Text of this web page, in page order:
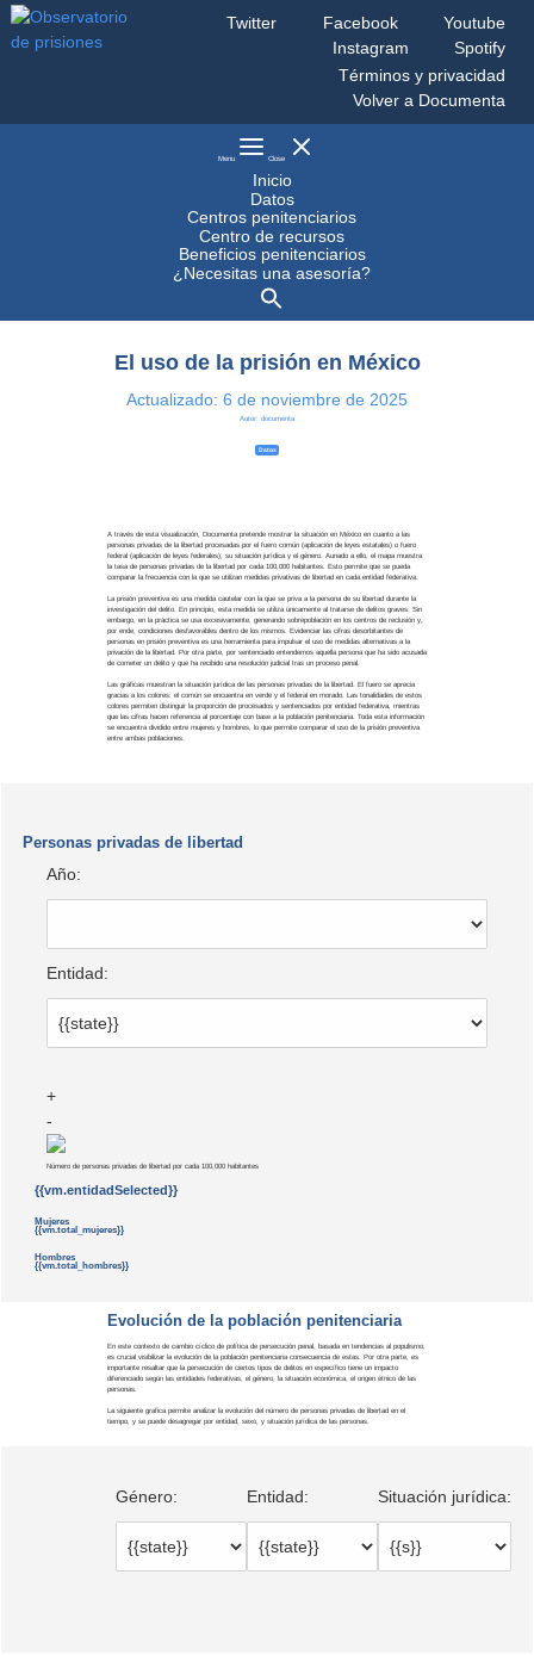
Twitter Facebook
Youtube
Instagram
Spotify
Términos y privacidad
Volver a Documenta
Menu Close
Inicio
Datos
Centros penitenciarios
Centro de recursos
Beneficios penitenciarios
¿Necesitas una asesoría?
El uso de la prisión en México
Actualizado: 6 de noviembre de 2025
Autor: documenta
Datos
A través de esta visualización, Documenta pretende mostrar la situación en México en cuanto a las
personas privadas de la libertad procesadas por el fuero común (aplicación de leyes estatales) o fuero
federal (aplicación de leyes federales), su situación jurídica y el género. Aunado a ello, el mapa muestra
la tasa de personas privadas de la libertad por cada 100,000 habitantes. Esto permite que se pueda
comparar la frecuencia con la que se utilizan medidas privativas de libertad en cada entidad federativa.
La prisión preventiva es una medida cautelar con la que se priva a la persona de su libertad durante la
investigación del delito. En principio, esta medida se utiliza únicamente al tratarse de delitos graves. Sin
embargo, en la práctica se usa excesivamente, generando sobrepoblación en los centros de reclusión y,
por ende, condiciones desfavorables dentro de los mismos. Evidenciar las cifras desorbitantes de
personas en prisión preventiva es una herramienta para impulsar el uso de medidas alternativas a la
privación de la libertad. Por otra parte, por sentenciado entendemos aquella persona que ha sido acusada
de cometer un delito y que ha recibido una resolución judicial tras un proceso penal.
Las gráficas muestran la situación jurídica de las personas privadas de la libertad. El fuero se aprecia
gracias a los colores: el común se encuentra en verde y el federal en morado. Las tonalidades de estos
colores permiten distinguir la proporción de procesados y sentenciados por entidad federativa, mientras
que las cifras hacen referencia al porcentaje con base a la población penitenciaria. Toda esta información
se encuentra dividido entre mujeres y hombres, lo que permite comparar el uso de la prisión preventiva
entre ambas poblaciones.
Personas privadas de libertad
Año:
Entidad:
+
-
Número de personas privadas de libertad por cada 100,000 habitantes
{{vm.entidadSelected}}
Mujeres
{{vm.total_mujeres}}
Hombres
{{vm.total_hombres}}
Evolución de la población penitenciaria
En este contexto de cambio cíclico de política de persecución penal, basada en tendencias al populismo,
es crucial visibilizar la evolución de la población penitenciaria consecuencia de estas. Por otra parte, es
importante resaltar que la persecución de ciertos tipos de delitos en específico tiene un impacto
diferenciado según las entidades federativas, el género, la situación económica, el origen étnico de las
personas.
La siguiente grafica permite analizar la evolución del número de personas privadas de libertad en el
tiempo, y se puede desagregar por entidad, sexo, y situación jurídica de las personas.
Situación jurídica:
Entidad:
Género: